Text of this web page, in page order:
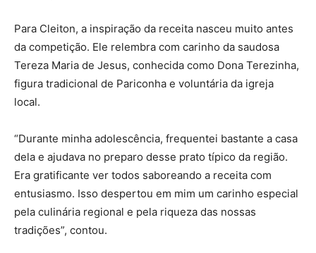
Para Cleiton, a inspiração da receita nasceu muito antes
da competição. Ele relembra com carinho da saudosa
Tereza Maria de Jesus, conhecida como Dona Terezinha,
figura tradicional de Pariconha e voluntária da igreja
local.
“Durante minha adolescência, frequentei bastante a casa
dela e ajudava no preparo desse prato típico da região.
Era gratificante ver todos saboreando a receita com
entusiasmo. Isso despertou em mim um carinho especial
pela culinária regional e pela riqueza das nossas
tradições”, contou.